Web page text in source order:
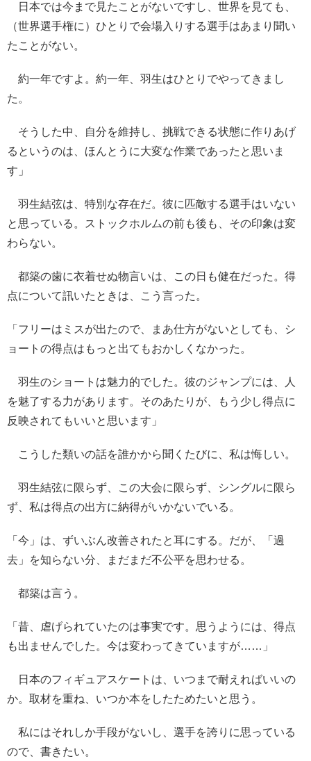
日本では今まで見たことがないですし、世界を見ても、
（世界選手権に）ひとりで会場入りする選手はあまり聞い
たことがない。
約一年ですよ。約一年、羽生はひとりでやってきまし
た。
そうした中、自分を維持し、挑戦できる状態に作りあげ
るというのは、ほんとうに大変な作業であったと思いま
す」
羽生結弦は、特別な存在だ。彼に匹敵する選手はいない
と思っている。ストックホルムの前も後も、その印象は変
わらない。
都築の歯に衣着せぬ物言いは、この日も健在だった。得
点について訊いたときは、こう言った。
「フリーはミスが出たので、まあ仕方がないとしても、シ
ョートの得点はもっと出てもおかしくなかった。
羽生のショートは魅力的でした。彼のジャンプには、人
を魅了する力があります。そのあたりが、もう少し得点に
反映されてもいいと思います」
こうした類いの話を誰かから聞くたびに、私は悔しい。
羽生結弦に限らず、この大会に限らず、シングルに限ら
ず、私は得点の出方に納得がいかないでいる。
「今」は、ずいぶん改善されたと耳にする。だが、「過
去」を知らない分、まだまだ不公平を思わせる。
都築は言う。
「昔、虐げられていたのは事実です。思うようには、得点
も出ませんでした。今は変わってきていますが……」
日本のフィギュアスケートは、いつまで耐えればいいの
か。取材を重ね、いつか本をしたためたいと思う。
私にはそれしか手段がないし、選手を誇りに思っている
ので、書きたい。